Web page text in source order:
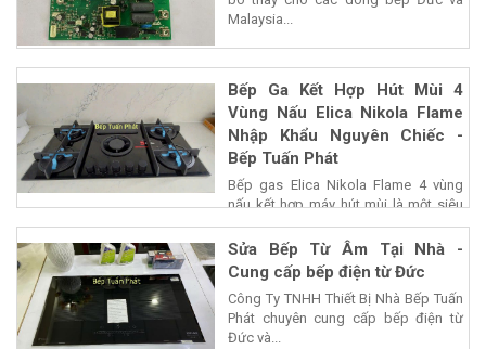
Malaysia...
Bếp Ga Kết Hợp Hút Mùi 4
Vùng Nấu Elica Nikola Flame
Nhập Khẩu Nguyên Chiếc -
Bếp Tuấn Phát
Bếp gas Elica Nikola Flame 4 vùng
nấu kết hợp máy hút mùi là một siêu
phẩm của...
Sửa Bếp Từ Âm Tại Nhà -
Cung cấp bếp điện từ Đức
Công Ty TNHH Thiết Bị Nhà Bếp Tuấn
Phát chuyên cung cấp bếp điện từ
Đức và...